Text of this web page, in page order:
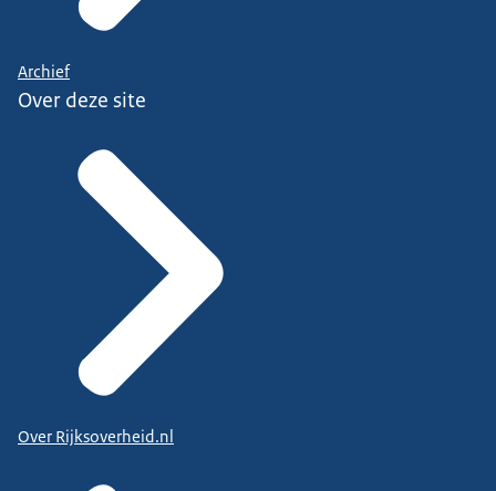
Archief
Over deze site
Over Rijksoverheid.nl